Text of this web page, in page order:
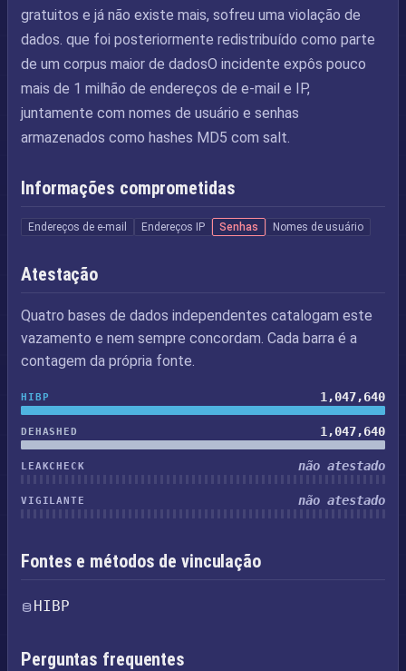
gratuitos e já não existe mais, sofreu uma violação de
dados. que foi posteriormente redistribuído como parte
de um corpus maior de dadosO incidente expôs pouco
mais de 1 milhão de endereços de e-mail e IP,
juntamente com nomes de usuário e senhas
armazenados como hashes MD5 com salt.
Informações comprometidas
Endereços de e-mail Endereços IP Senhas Nomes de usuário
Atestação
Quatro bases de dados independentes catalogam este
vazamento e nem sempre concordam. Cada barra é a
contagem da própria fonte.
HIBP 1,047,640
DEHASHED 1,047,640
LEAKCHECK não atestado
VIGILANTE não atestado
Fontes e métodos de vinculação
HIBP
Perguntas frequentes